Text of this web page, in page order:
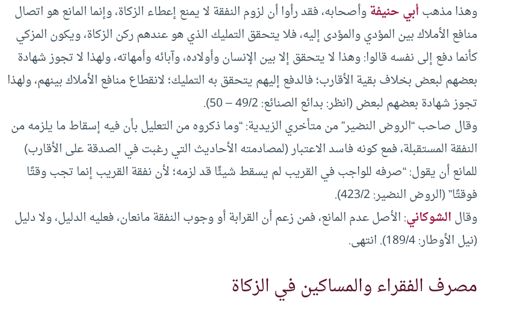
وهذا مذهبأبي حنيفةوأصحابه، فقد رأوا أن لزوم النفقة لا يمنع إعطاء الزكاة، وإنما المانع هو اتصال
منافع الأملاك بين المؤدي والمؤدى إليه، فلا يتحقق التمليك الذي هو عندهم ركن الزكاة، ويكون المزكي
كأنما دفع إلى نفسه قالوا: وهذا لا يتحقق إلا بين الإنسان وأولاده، وآبائه وأمهاته، ولهذا لا تجوز شهادة
بعضهم لبعض بخلاف بقية الأقارب؛ فالدفع إليهم يتحقق به التمليك؛ لانقطاع منافع الأملاك بينهم، ولهذا
تجوز شهادة بعضهم لبعض (انظر: بدائع الصنائع: 49/2 – 50).
وقال صاحب “الروض النضير” من متأخري الزيدية: “وما ذكروه من التعليل بأن فيه إسقاط ما يلزمه من
النفقة المستقبلة، فمع كونه فاسد الاعتبار (لمصادمته الأحاديث التي رغبت في الصدقة على الأقارب)
للمانع أن يقول: “صرفه للواجب في القريب لم يسقط شيئًا قد لزمه؛ لأن نفقة القريب إنما تجب وقتًا
فوقتًا” (الروض النضير: 423/2).
وقالالشوكاني: الأصل عدم المانع، فمن زعم أن القرابة أو وجوب النفقة مانعان، فعليه الدليل، ولا دليل
(نيل الأوطار: 189/4). انتهى.
مصرف الفقراء والمساكين في الزكاة